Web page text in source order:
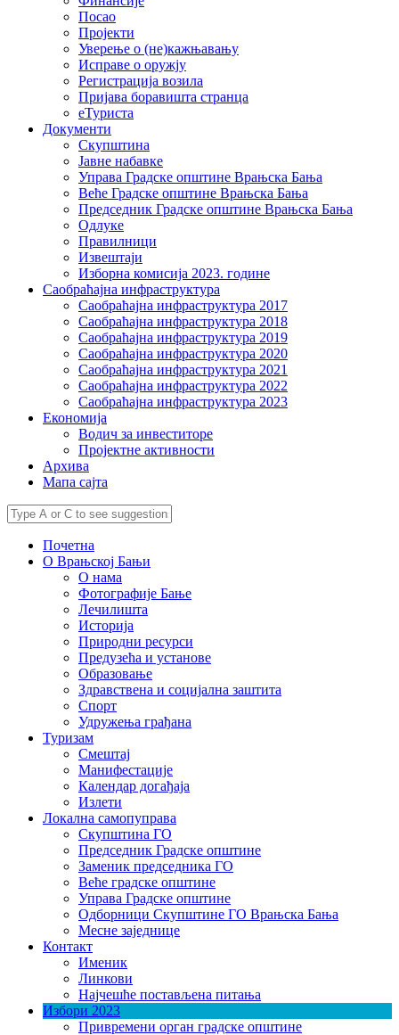
Посао
Пројекти
Уверење о (не)кажњавању
Исправе о оружју
Регистрација возила
Пријава боравишта странца
еТуриста
Документи
Скупштина
Јавне набавке
Управа Градске општине Врањска Бања
Веће Градске општине Врањска Бања
Председник Градске општине Врањска Бања
Одлуке
Правилници
Извештаји
Изборна комисија 2023. године
Саобраћајна инфраструктура
Саобраћајна инфраструктура 2017
Саобраћајна инфраструктура 2018
Саобраћајна инфраструктура 2019
Саобраћајна инфраструктура 2020
Саобраћајна инфраструктура 2021
Саобраћајна инфраструктура 2022
Саобраћајна инфраструктура 2023
Економија
Водич за инвеститоре
Пројектне активности
Архива
Мапа сајта
Почетна
О Врањској Бањи
О нама
Фотографије Бање
Лечилишта
Историја
Природни ресурси
Предузећа и установе
Образовање
Здравствена и социјална заштита
Спорт
Удружења грађана
Туризам
Смештај
Манифестације
Календар догађаја
Излети
Локална самопуправа
Скупштина ГО
Председник Градске општине
Заменик председника ГО
Веће градске општине
Управа Градске општине
Одборници Скупштине ГО Врањска Бања
Месне заједнице
Контакт
Именик
Линкови
Најчешће постављена питања
Избори 2023
Привремени орган градске општине